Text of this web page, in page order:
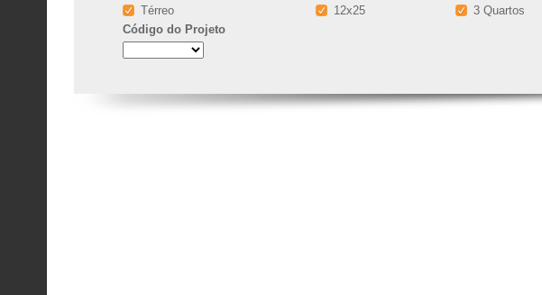
Térreo
Código do Projeto
12x25
3 Quartos